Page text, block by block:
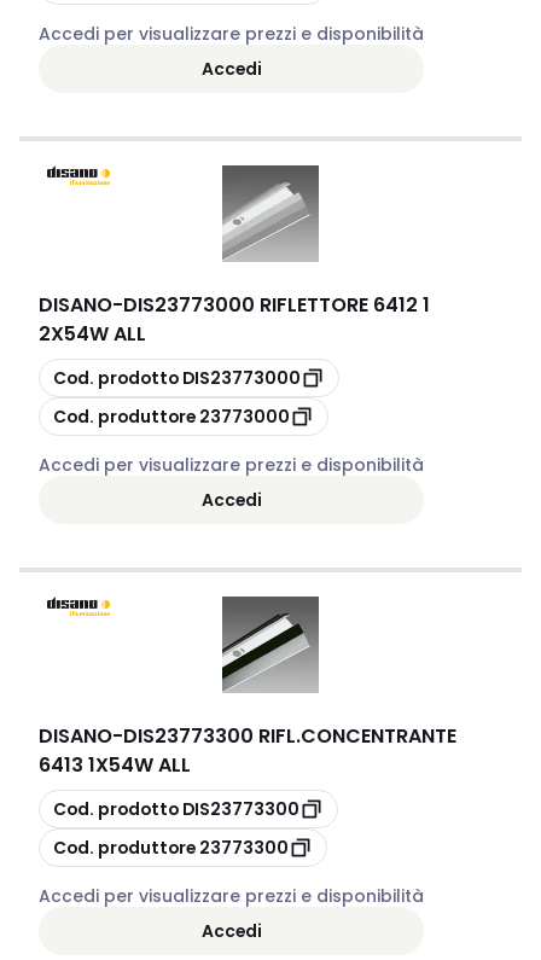
Accedi per visualizzare prezzi e disponibilità
Accedi
DISANO-DIS23773000 RIFLETTORE 6412 1
2X54W ALL
copia
Cod. prodotto DIS23773000
copia
Cod. produttore 23773000
Accedi per visualizzare prezzi e disponibilità
Accedi
DISANO-DIS23773300 RIFL.CONCENTRANTE
6413 1X54W ALL
copia
Cod. prodotto DIS23773300
copia
Cod. produttore 23773300
Accedi per visualizzare prezzi e disponibilità
Accedi